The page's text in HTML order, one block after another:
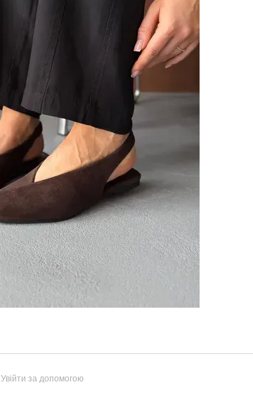
Увійти за допомогою